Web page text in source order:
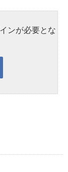
ンが必要とな